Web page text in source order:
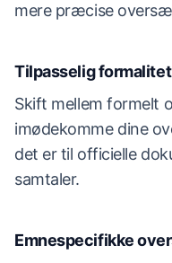
mere præcise
Tilpasselig formalitet
Skift mellem formelt
imødekomme dine
det er til officielle
samtaler.
Emnespecifikke